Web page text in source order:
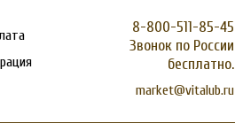
8-800-511-85-45
Звонок по России
бесплатно.
market@vitalub.ru